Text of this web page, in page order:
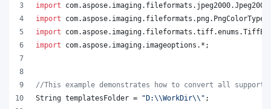
import
com.aspose. imaging. fileformats . jpeg2000.
import
com.aspose. imaging. fileformats . png. PngColorType
import
com.aspose. imaging. fileformats .tiff.enums .
import
com.aspose. imaging. imageoptions .*;
//This example demonstrates how to convert all
String templatesFolder = "D:\\WorkDir\\ " ;